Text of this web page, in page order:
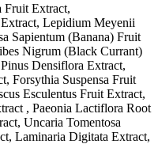
Fruit Extract,
Lepidium Meyenii
Sapientum (Banana) Fruit
Nigrum (Black Currant)
Densiflora Extract,
Forsythia Suspensa Fruit
Esculentus Fruit Extract,
, Paeonia Lactiflora Root
Uncaria Tomentosa
Laminaria Digitata Extract,